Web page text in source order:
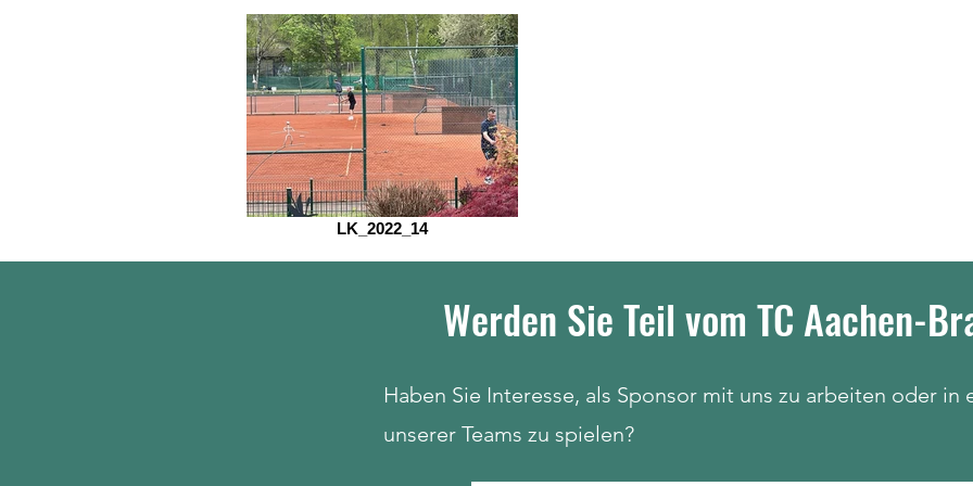
LK_2022_14
Werden Sie Teil vom TC Aachen-
Haben Sie Interesse, als Sponsor mit uns zu arbeiten oder in
unserer Teams zu spielen?